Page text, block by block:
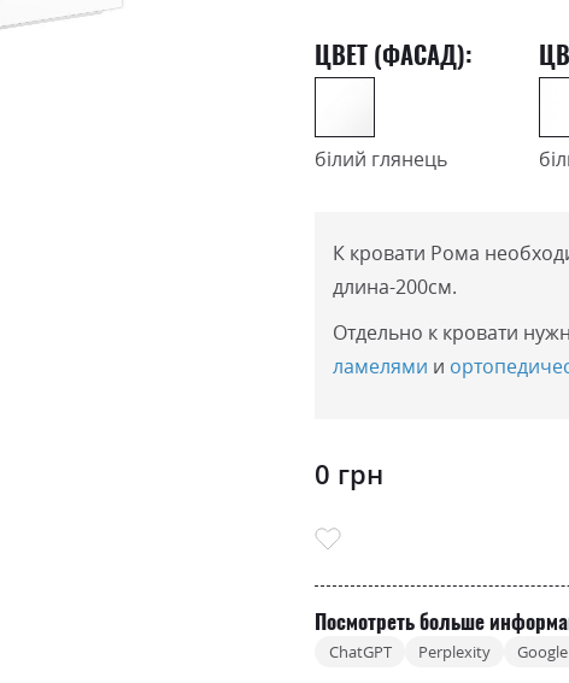
ЦВЕТ (ФАСАД):
білий глянець
К кровати Рома
длина-200см.
Отдельно к кровати
ламелями и
0 грн
Посмотреть больше
ChatGPT Perplexity